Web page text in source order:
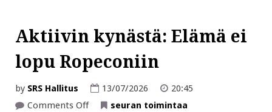
Aktiivin kynästä: Elämä ei
lopu Ropeconiin
by SRS Hallitus 13/07/2026
20:45
Comments Offon
seuran toimintaa